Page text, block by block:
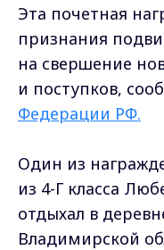
Эта почетная
признания
на свершение
и поступков,
Федерации РФ.
Один из
из 4-Г класса
отдыхал в
Владимирской